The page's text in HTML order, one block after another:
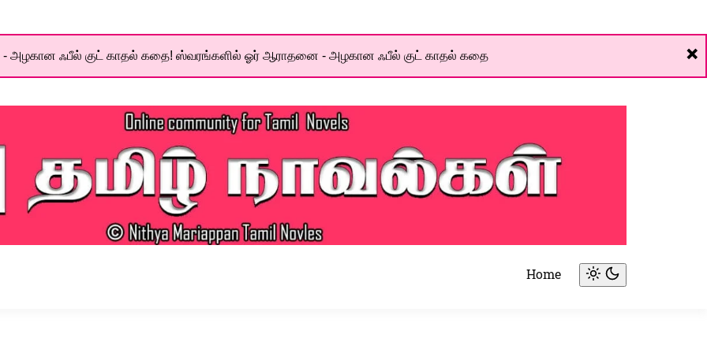
❌
அழகான ஃபீல் குட் காதல் கதை! ஸ்வரங்களில் ஓர் ஆராதனை - அழகான ஃபீல் குட் காதல் கதை
Home
Light